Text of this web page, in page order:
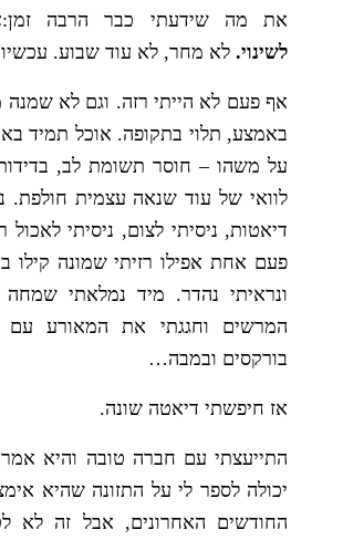
את מה שידעתי כבר הרבה זמן:
לשינוי. לא מחר, לא עוד שבוע.
אף פעם לא הייתי רזה. וגם לא
באמצע, תלוי בתקופה. אוכל תמיד בא
על משהו – חוסר תשומת לב,
לוואי של עוד שנאה עצמית חולפת.
דיאטות, ניסיתי לצום, ניסיתי לאכול
פעם אחת אפילו רזיתי שמונה קילו
ונראיתי נהדר. מיד נמלאתי
המרשים וחגגתי את המאורע
בורקסים ובמבה…
אז חיפשתי דיאטה שונה.
התייעצתי עם חברה טובה והיא
יכולה לספר לי על התזונה שהיא
החודשים האחרונים, אבל זה לא